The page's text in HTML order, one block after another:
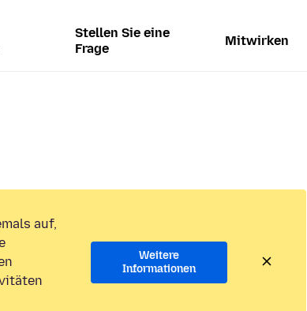
Stellen Sie eine
Frage
Mitwirken
auf,
Weitere
Informationen